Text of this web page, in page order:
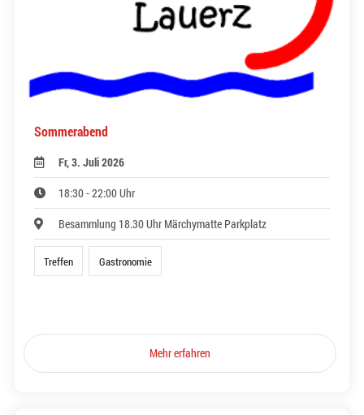
Sommerabend
Fr, 3. Juli 2026
18:30 - 22:00 Uhr
Besammlung 18.30 Uhr Märchymatte Parkplatz
Treffen Gastronomie
Mehr erfahren